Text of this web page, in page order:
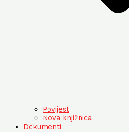
Povijest
Nova knjižnica
Dokumenti